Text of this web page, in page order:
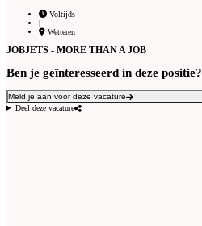
Voltijds
|
Wetteren
JOBJETS - MORE THAN A JOB
Ben je geïnteresseerd in deze positie?
Meld je aan voor deze vacature
Deel deze vacature